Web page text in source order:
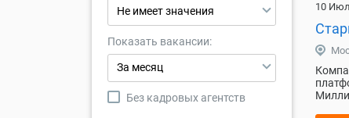
10
Не имеет значения
Показать вакансии:
За месяц
Без кадровых агентств